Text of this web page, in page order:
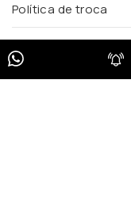
Política de troca